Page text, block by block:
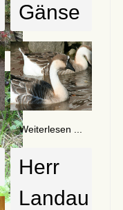
Gänse
Weiterlesen ...
Herr
Landau